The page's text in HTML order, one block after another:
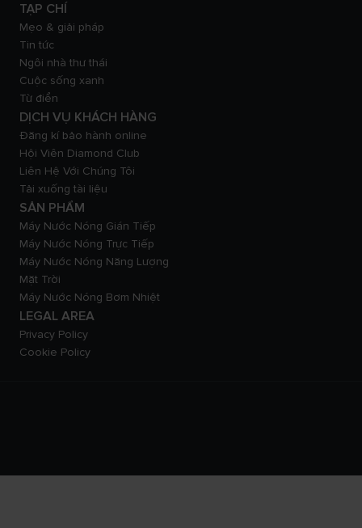
TẠP CHÍ
Mẹo & giải pháp
Tin tức
Ngôi nhà thư thái
Cuộc sống xanh
Từ điển
DỊCH VỤ KHÁCH HÀNG
Đăng kí bảo hành online
Hội Viên Diamond Club
Liên Hệ Với Chúng Tôi
Tải xuống tài liệu
SẢN PHẨM
Máy Nước Nóng Gián Tiếp
Máy Nước Nóng Trực Tiếp
Máy Nước Nóng Năng Lượng
Mặt Trời
Máy Nước Nóng Bơm Nhiệt
LEGAL AREA
Privacy Policy
Cookie Policy